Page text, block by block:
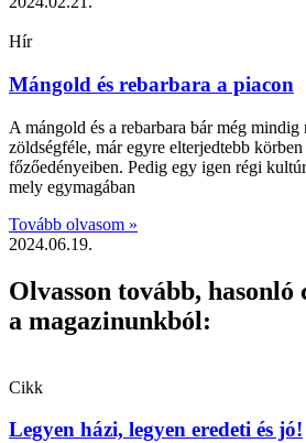
Hír
Mángold és rebarbara a piacon
A mángold és a rebarbara bár még mindig
zöldségféle, már egyre elterjedtebb
főzőedényeiben. Pedig egy igen régi
mely egymagában
Tovább olvasom »
2024.06.19.
Olvasson tovább,
a magazinunkból:
Cikk
Legyen házi, legyen eredeti és jó!